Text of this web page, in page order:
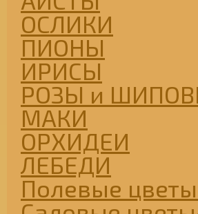
ОСЛИКИ
ПИОНЫ
ИРИСЫ
РОЗЫ и
МАКИ
ОРХИДЕИ
ЛЕБЕДИ
Полевые